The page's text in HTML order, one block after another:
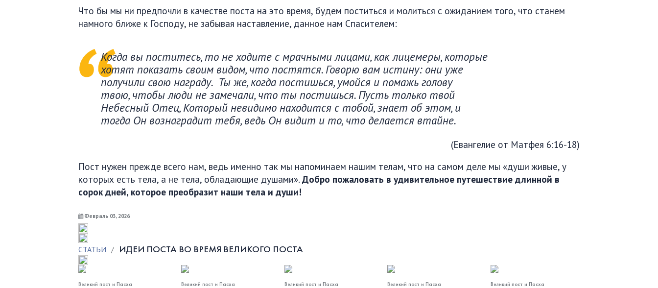
Что бы мы ни предпочли в качестве поста на это время, будем поститься и молиться с ожиданием того, что станем
намного ближе к Господу, не забывая наставление, данное нам Спасителем:
Когда вы поститесь, то не ходите с мрачными лицами, как лицемеры, которые
хотят показать своим видом, что постятся. Говорю вам истину: они уже
получили свою награду. Ты же, когда постишься, умойся и помажь голову
твою, чтобы люди не замечали, что ты постишься. Пусть только твой
Небесный Отец, Который невидимо находится с тобой, знает об этом, и
тогда Он вознаградит тебя, ведь Он видит и то, что делается втайне.
(Евангелие от Матфея 6:16-18)
Пост нужен прежде всего нам, ведь именно так мы напоминаем нашим телам, что на самом деле мы «души живые, у
которых есть тела, а не тела, обладающие душами». Добро пожаловать в удивительное путешествие длинной в
сорок дней, которое преобразит наши тела и души!
Февраль 03, 2026
СТАТЬИ / ИДЕИ ПОСТА ВО ВРЕМЯ ВЕЛИКОГО ПОСТА
Великий пост и Пасха Великий пост и Пасха Великий пост и Пасха Великий пост и Пасха Великий пост и Пасха